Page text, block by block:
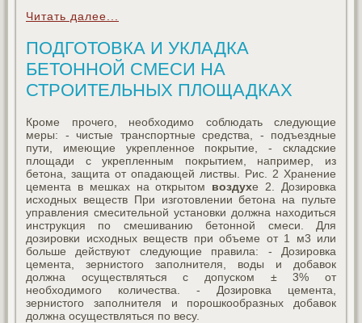
Читать далее...
ПОДГОТОВКА И УКЛАДКА
БЕТОННОЙ СМЕСИ НА
СТРОИТЕЛЬНЫХ ПЛОЩАДКАХ
Кроме прочего, необходимо соблюдать следующие
меры: - чистые транспортные средства, - подъездные
пути, имеющие укрепленное покрытие, - складские
площади с укрепленным покрытием, например, из
бетона, защита от опадающей листвы. Рис. 2 Хранение
цемента в мешках на открытом воздухе 2. Дозировка
исходных веществ При изготовлении бетона на пульте
управления смесительной установки должна находиться
инструкция по смешиванию бетонной смеси. Для
дозировки исходных веществ при объеме от 1 м3 или
больше действуют следующие правила: - Дозировка
цемента, зернистого заполнителя, воды и добавок
должна осуществляться с допуском ± 3% от
необходимого количества. - Дозировка цемента,
зернистого заполнителя и порошкообразных добавок
должна осуществляться по весу.